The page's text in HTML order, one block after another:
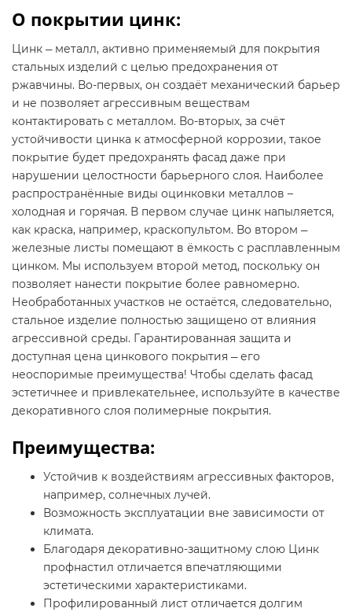
О покрытии цинк:
Цинк ― металл, активно применяемый для покрытия
стальных изделий с целью предохранения от
ржавчины. Во-первых, он создаёт механический барьер
и не позволяет агрессивным веществам
контактировать с металлом. Во-вторых, за счёт
устойчивости цинка к атмосферной коррозии, такое
покрытие будет предохранять фасад даже при
нарушении целостности барьерного слоя. Наиболее
распространённые виды оцинковки металлов –
холодная и горячая. В первом случае цинк напыляется,
как краска, например, краскопультом. Во втором ―
железные листы помещают в ёмкость с расплавленным
цинком. Мы используем второй метод, поскольку он
позволяет нанести покрытие более равномерно.
Необработанных участков не остаётся, следовательно,
стальное изделие полностью защищено от влияния
агрессивной среды. Гарантированная защита и
доступная цена цинкового покрытия ― его
неоспоримые преимущества! Чтобы сделать фасад
эстетичнее и привлекательнее, используйте в качестве
декоративного слоя полимерные покрытия.
Преимущества:
Устойчив к воздействиям агрессивных факторов,
например, солнечных лучей.
Возможность эксплуатации вне зависимости от
климата.
Благодаря декоративно-защитному слою Цинк
профнастил отличается впечатляющими
эстетическими характеристиками.
Профилированный лист отличается долгим